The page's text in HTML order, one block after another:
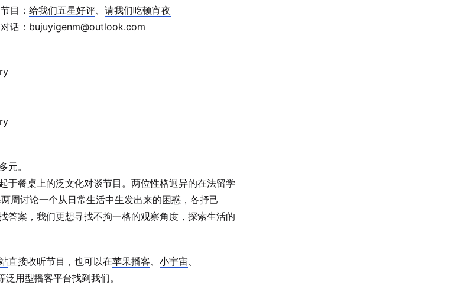
目： 给我们五星好评、 请我们吃顿宵夜
话：bujuyigenm@outlook.com
元。
于餐桌上的泛文化对谈节目。两位性格迥异的在法留学
周讨论一个从日常生活中生发出来的困惑，各抒己
答案，我们更想寻找不拘一格的观察角度，探索生活的
直接收听节目，也可以在苹果播客、 小宇宙、
用型播客平台找到我们。